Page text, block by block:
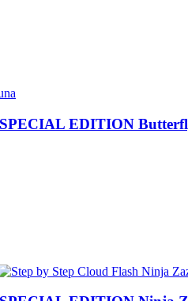
EDITION